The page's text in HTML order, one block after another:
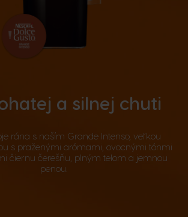
a silnej chuti
rána s naším Grande Intenso, veľkou
s praženými arómami, ovocnými tónmi
čiernu čerešňu, plným telom a jemnou
penou.